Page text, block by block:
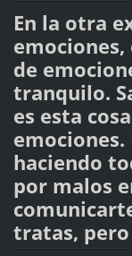
En la otra
de
tranquilo.
es esta
haciendo
por malos
tratas, pero